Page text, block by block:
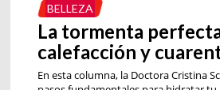
BELLEZA
La tormenta
calefacción y
En esta columna, la Doctora Cristina